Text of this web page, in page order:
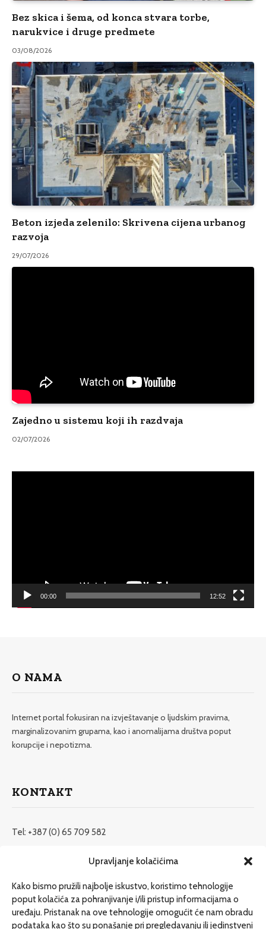
Upravljanje kolačićima
Kako bismo pružili najbolje iskustvo, koristimo tehnologije
poput kolačića za pohranjivanje i/ili pristup informacijama o
uređaju. Pristanak na ove tehnologije omogućit će nam obradu
podataka kao što su ponašanje pri pregledavanju ili jedinstveni
Bez skica i šema, od konca stvara torbe,
narukvice i druge predmete
03/08/2026
Beton izjeda zelenilo: Skrivena cijena urbanog
razvoja
29/07/2026
Zajedno u sistemu koji ih razdvaja
02/07/2026
00:00 12:52
O NAMA
Internet portal fokusiran na izvještavanje o ljudskim pravima,
marginalizovanim grupama, kao i anomalijama društva poput
korupcije i nepotizma.
KONTAKT
Tel: +387 (0) 65 709 582
redakcija@etrafika.net
Dosije